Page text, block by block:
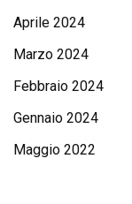
Aprile 2024
Marzo 2024
Febbraio 2024
Gennaio 2024
Maggio 2022